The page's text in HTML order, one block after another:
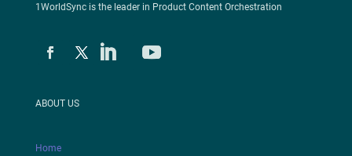
1WorldSync is the leader in Product Content Orchestration
ABOUT US
Home